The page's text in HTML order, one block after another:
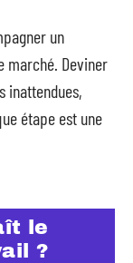
un
marché. Deviner
inattendues,
étape est une
le
?